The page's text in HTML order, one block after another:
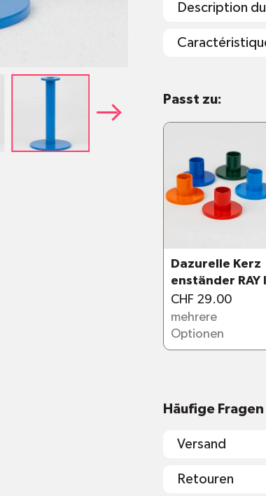
Description
Verfügbar in 5
Masse:Höhe
Sozial
Passt zu:
Dazurelle Kerz
enständer RAY I
CHF 29.00
mehrere
Optionen
Häufige Fragen
Versand
Retouren